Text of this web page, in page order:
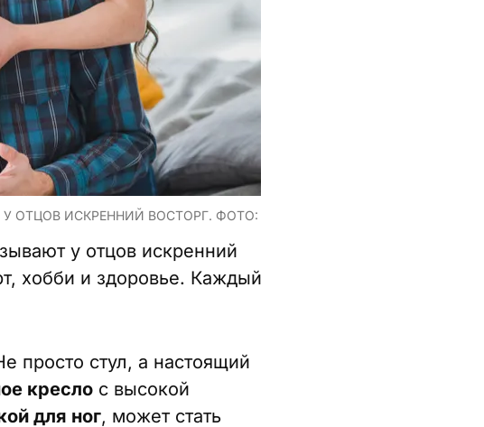
ОТЦОВ ИСКРЕННИЙ ВОСТОРГ. ФОТО:
у отцов искренний
хобби и здоровье. Каждый
просто стул, а настоящий
креслос высокой
для ног, может стать